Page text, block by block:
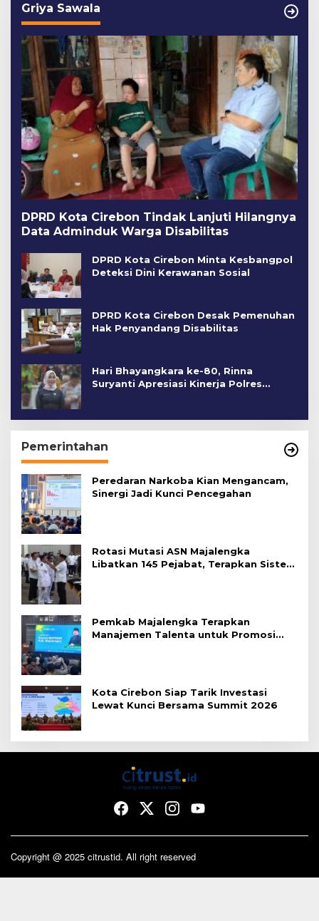
Griya Sawala
DPRD Kota Cirebon Tindak Lanjuti Hilangnya
Data Adminduk Warga Disabilitas
DPRD Kota Cirebon Minta Kesbangpol
Deteksi Dini Kerawanan Sosial
DPRD Kota Cirebon Desak Pemenuhan
Hak Penyandang Disabilitas
Hari Bhayangkara ke-80, Rinna
Suryanti Apresiasi Kinerja Polres
Pemerintahan
Peredaran Narkoba Kian Mengancam,
Sinergi Jadi Kunci Pencegahan
Rotasi Mutasi ASN Majalengka
Libatkan 145 Pejabat, Terapkan Sistem
Pemkab Majalengka Terapkan
Manajemen Talenta untuk Promosi
Kota Cirebon Siap Tarik Investasi
Lewat Kunci Bersama Summit 2026
Copyright @ 2025 citrustid. All right reserved